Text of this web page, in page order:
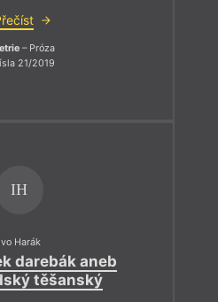
– Próza
21/2019
IH
Ivo Harák
darebák aneb
těšanský